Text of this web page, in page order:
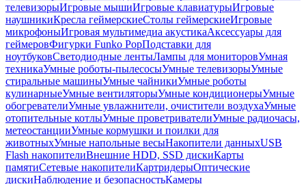
телевизорыИгровые мышиИгровые клавиатурыИгровые
наушникиКресла геймерскиеСтолы геймерскиеИгровые
микрофоныИгровая мультимедиа акустикаАксессуары для
геймеровФигурки Funko PopПодставки для
ноутбуковСветодиодные лентыЛампы для мониторовУмная
техникаУмные роботы-пылесосыУмные телевизорыУмные
стиральные машиныУмные чайникиУмные роботы
кулинарныеУмные вентиляторыУмные кондиционерыУмные
обогревателиУмные увлажнители, очистители воздухаУмные
отопительные котлыУмные проветривателиУмные радиочасы,
метеостанцииУмные кормушки и поилки для
животныхУмные напольные весыНакопители данныхUSB
Flash накопителиВнешние HDD, SSD дискиКарты
памятиСетевые накопителиКартридерыОптические
дискиНаблюдение и безопасностьКамеры